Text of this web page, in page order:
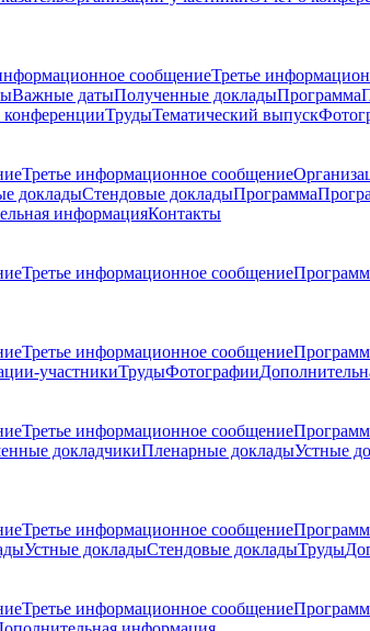
сообщениеТретье
Важные датыПолученные докладыПрограмма
конференцииТрудыТематический выпуск
Третье информационное сообщение
докладыСтендовые докладыПрограмма
информацияКонтакты
Третье информационное сообщение
Третье информационное сообщение
участникиТрудыФотографии
Третье информационное сообщение
докладчикиПленарные докладыУстные
Третье информационное сообщение
Устные докладыСтендовые докладыТруды
Третье информационное сообщение